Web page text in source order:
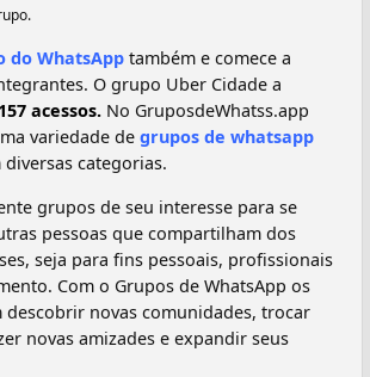
do WhatsApp também e comece a
O grupo Uber Cidade a
acessos. No GruposdeWhatss.app
variedade de grupos de whatsapp
categorias.
grupos de seu interesse para se
pessoas que compartilham dos
seja para fins pessoais, profissionais
Com o Grupos de WhatsApp os
descobrir novas comunidades, trocar
novas amizades e expandir seus